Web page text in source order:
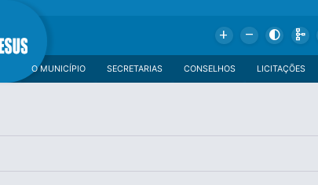
Add Remove Contrast Schema
LICITAÇÕES
CONSELHOS
SECRETARIAS
O MUNICÍPIO